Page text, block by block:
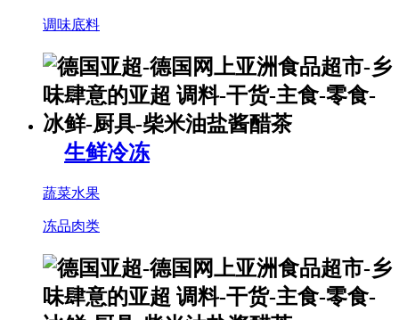
调味底料
生鲜冷冻
蔬菜水果
冻品肉类